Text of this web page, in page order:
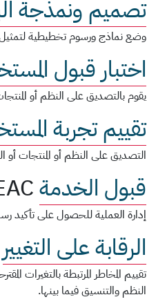
تصميم ونمذجة
وضع نماذج ورسوم تخطيطية لتمثيل
اختبار قبول
يقوم بالتصديق على النظم أو
تقييم تجربة
التصديق على النظم أو المنتجات أو
قبول الخدمة
إدارة العملية للحصول على تأكيد
الرقابة على التغيير
تقييم المخاطر المرتبطة بالتغيرات
النظم والتنسيق فيما بينها.